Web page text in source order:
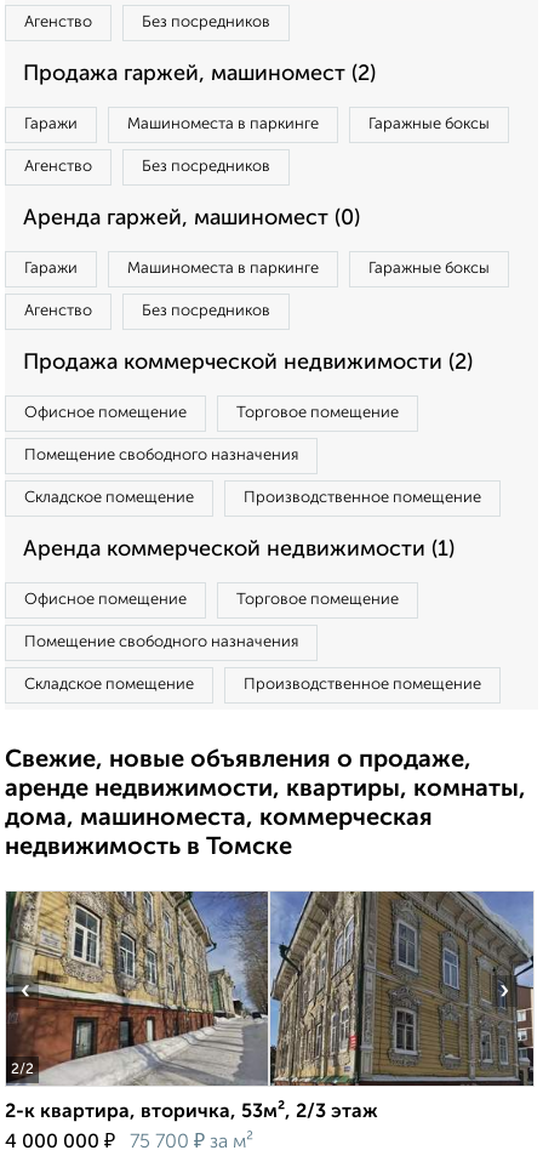
Агенство Без посредников
Продажа гаржей, машиномест (2)
Гаражи Машиноместа в паркинге Гаражные боксы
Агенство Без посредников
Аренда гаржей, машиномест (0)
Гаражи Машиноместа в паркинге Гаражные боксы
Агенство Без посредников
Продажа коммерческой недвижимости (2)
Офисное помещение Торговое помещение
Помещение свободного назначения
Складское помещение Производственное помещение
Аренда коммерческой недвижимости (1)
Офисное помещение Торговое помещение
Помещение свободного назначения
Складское помещение Производственное помещение
Свежие, новые объявления о продаже,
аренде недвижимости, квартиры, комнаты,
дома, машиноместа, коммерческая
недвижимость в Томске
2/2
‹ ›
2-к квартира, вторичка, 53м², 2/3 этаж
4 000 000 ₽ 75 700 ₽ за м²